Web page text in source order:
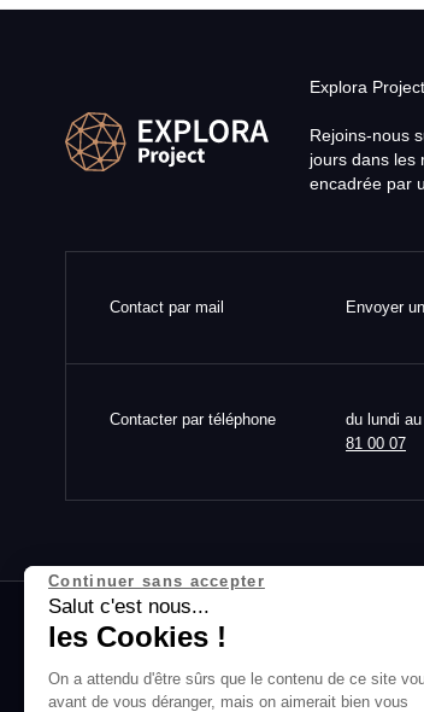
Explora
Rejoins-nous
jours dans les
encadrée par
Contact par mail Envoyer
Contacter par téléphone du lundi
81 00 07
Salut c'est nous...
les Cookies !
de ce site vous intéresse avant de
vous déranger, mais on aimerait bien vous